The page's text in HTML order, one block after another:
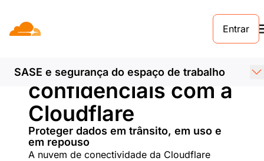
Entrar
SASE e segurança do espaço de trabalho
Proteja seus dados
confidenciais com a
Cloudflare
Proteger dados em trânsito, em uso e
em repouso
A nuvem de conectividade da Cloudflare